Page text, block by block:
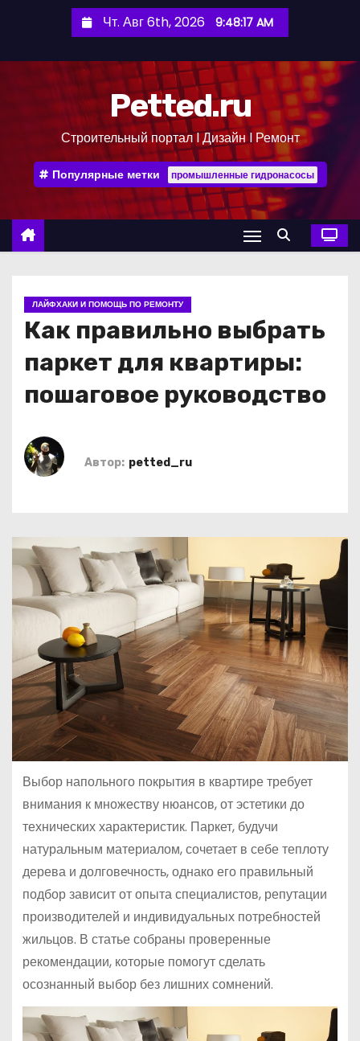
е
Чт. Авг 6th, 2026 9:48:18 AM
Petted.ru
Строительный портал l Дизайн l Ремонт
Популярные метки промышленные гидронасосы
ЛАЙФХАКИ И ПОМОЩЬ ПО РЕМОНТУ
Как правильно выбрать
паркет для квартиры:
пошаговое руководство
Автор: petted_ru
Выбор напольного покрытия в квартире требует
внимания к множеству нюансов, от эстетики до
технических характеристик. Паркет, будучи
натуральным материалом, сочетает в себе теплоту
дерева и долговечность, однако его правильный
подбор зависит от опыта специалистов, репутации
производителей и индивидуальных потребностей
жильцов. В статье собраны проверенные
рекомендации, которые помогут сделать
осознанный выбор без лишних сомнений.